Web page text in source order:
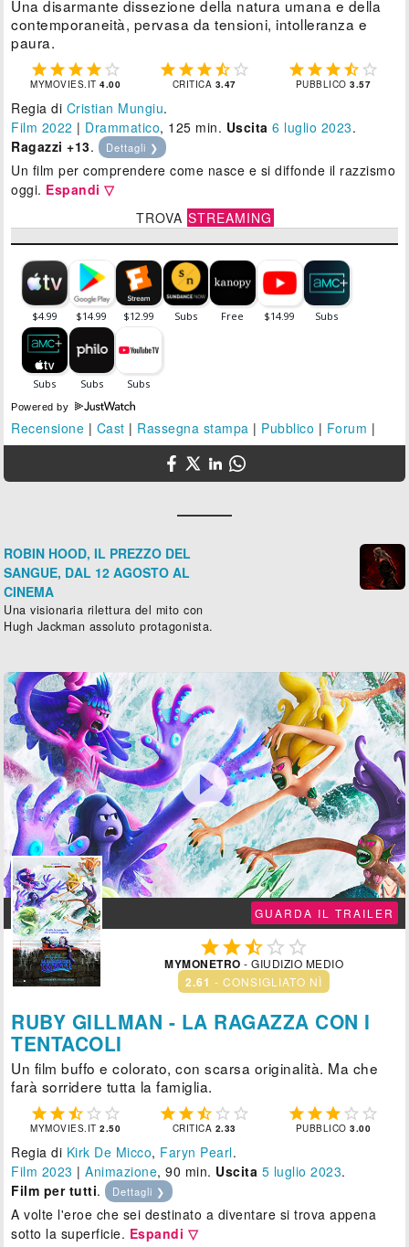
Una disarmante dissezione della natura umana e della
contemporaneità, pervasa da tensioni, intolleranza e
paura.
    
MYMOVIES.IT4.00
    
CRITICA 3.47
    
PUBBLICO3.57
Regia di Cristian Mungiu.
Film 2022 | Drammatico, 125 min. Uscita 6 luglio 2023.
Ragazzi +13. Dettagli ❯
Un film per comprendere come nasce e si diffonde il razzismo
oggi. Espandi ▽
TROVA STREAMING
Powered by
Recensione | Cast | Rassegna stampa | Pubblico | Forum |
ROBIN HOOD, IL PREZZO DEL
SANGUE, DAL 12 AGOSTO AL
CINEMA
Una visionaria rilettura del mito con
Hugh Jackman assoluto protagonista.

GUARDA IL TRAILER
  
MYMONETRO - GIUDIZIO MEDIO
2.61 - CONSIGLIATO NÌ
RUBY GILLMAN - LA RAGAZZA CON I
TENTACOLI
Un film buffo e colorato, con scarsa originalità. Ma che
farà sorridere tutta la famiglia.
    
MYMOVIES.IT2.50
    
CRITICA 2.33
    
PUBBLICO3.00
Regia di Kirk De Micco, Faryn Pearl.
Film 2023 |Animazione, 90 min. Uscita 5 luglio 2023.
Film per tutti. Dettagli ❯
A volte l'eroe che sei destinato a diventare si trova appena
sotto la superficie. Espandi ▽